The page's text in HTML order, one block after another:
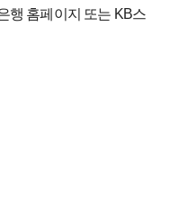
행 홈페이지 또는 KB스